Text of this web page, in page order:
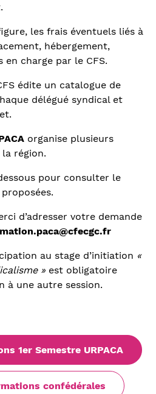
les frais éventuels liés à
hébergement,
charge par le CFS.
édite un catalogue de
délégué syndical et
organise plusieurs
région.
pour consulter le
d’adresser votre demande
au stage d’initiation «
» est obligatoire
à une autre session.
1er Semestre URPACA
confédérales